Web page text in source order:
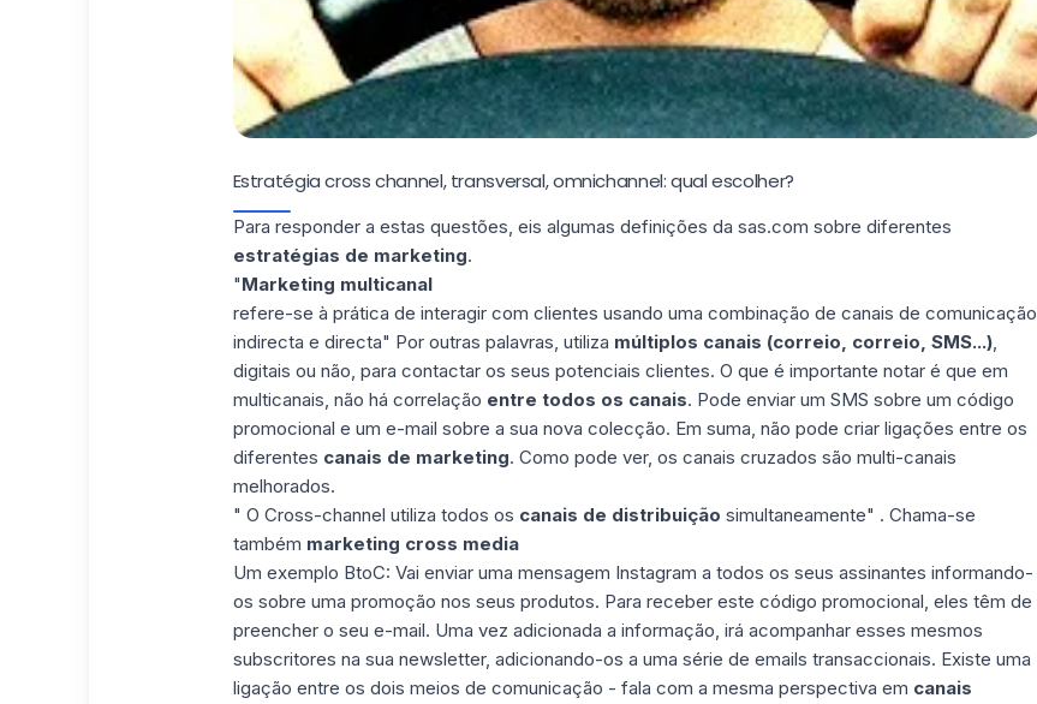
Estratégia cross channel, transversal, omnichannel: qual escolher?
Para responder a estas questões, eis algumas definições da sas.com sobre diferentes
estratégias de marketing.
"Marketing multicanal
refere-se à prática de interagir com clientes usando uma combinação de canais de comunicação
indirecta e directa" Por outras palavras, utiliza múltiplos canais (correio, correio, SMS...),
digitais ou não, para contactar os seus potenciais clientes. O que é importante notar é que em
multicanais, não há correlação entre todos os canais. Pode enviar um SMS sobre um código
promocional e um e-mail sobre a sua nova colecção. Em suma, não pode criar ligações entre os
diferentes canais de marketing. Como pode ver, os canais cruzados são multi-canais
melhorados.
" O Cross-channel utiliza todos os canais de distribuição simultaneamente" . Chama-se
também marketing cross media
Um exemplo BtoC: Vai enviar uma mensagem Instagram a todos os seus assinantes informando-
os sobre uma promoção nos seus produtos. Para receber este código promocional, eles têm de
preencher o seu e-mail. Uma vez adicionada a informação, irá acompanhar esses mesmos
subscritores na sua newsletter, adicionando-os a uma série de emails transaccionais. Existe uma
ligação entre os dois meios de comunicação - fala com a mesma perspectiva em canais